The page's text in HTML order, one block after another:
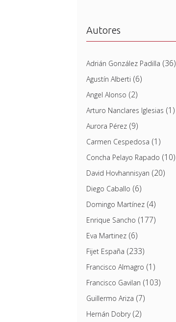
Autores
Adrián González Padilla (36)
Agustín Alberti (6)
Angel Alonso (2)
Arturo Nanclares Iglesias (1)
Aurora Pérez(9)
Carmen Cespedosa (1)
Concha Pelayo Rapado (10)
David Hovhannisyan (20)
Diego Caballo (6)
Domingo Martínez(4)
Enrique Sancho (177)
Eva Martinez(6)
Fijet España (233)
Francisco Almagro (1)
Francisco Gavilan (103)
Guillermo Ariza (7)
Hernán Dobry(2)